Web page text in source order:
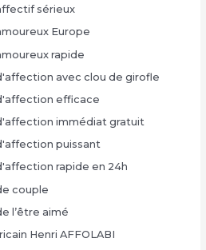
sérieux
Europe
rapide
avec clou de girofle
efficace
immédiat gratuit
puissant
rapide en 24h
couple
l’être aimé
Henri AFFOLABI